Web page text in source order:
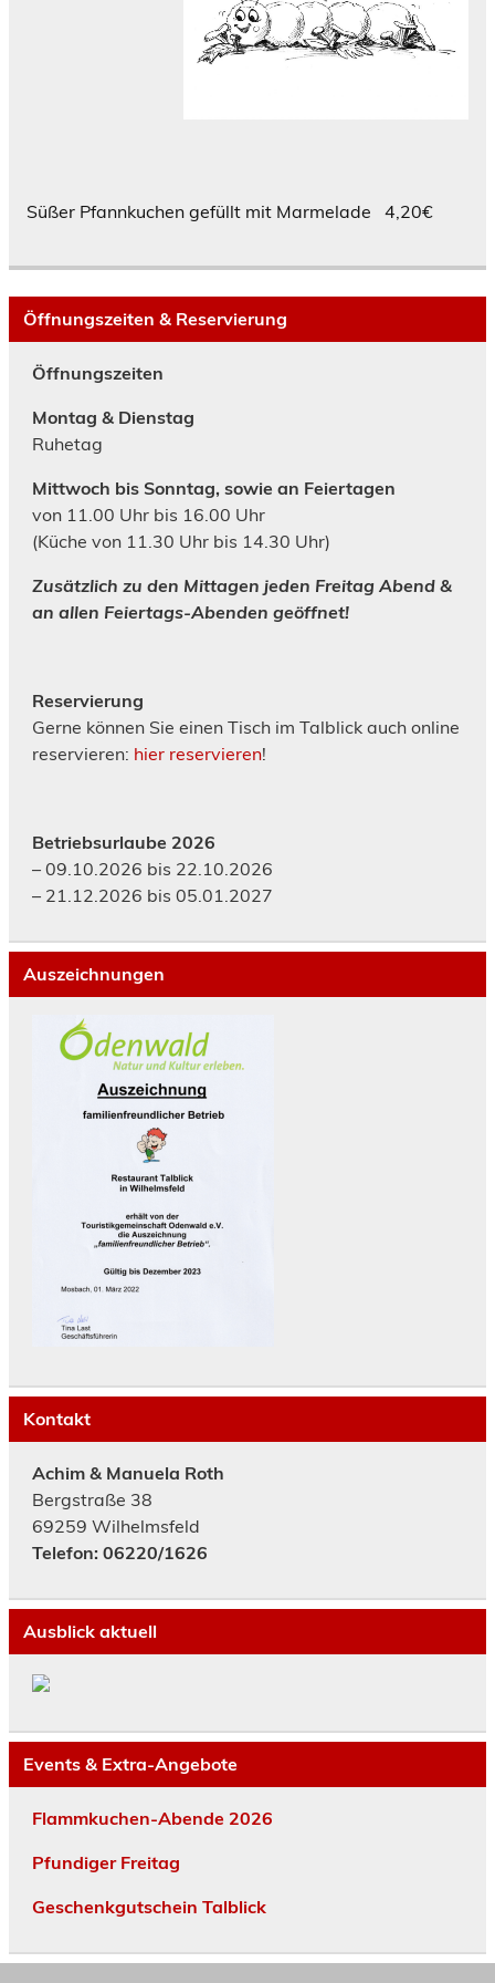
Süßer Pfannkuchen gefüllt mit Marmelade 4,20€
Öffnungszeiten & Reservierung
Öffnungszeiten
Montag & Dienstag
Ruhetag
Mittwoch bis Sonntag, sowie an Feiertagen
von 11.00 Uhr bis 16.00 Uhr
(Küche von 11.30 Uhr bis 14.30 Uhr)
Zusätzlich zu den Mittagen jeden Freitag Abend &
an allen Feiertags-Abenden geöffnet!
Reservierung
Gerne können Sie einen Tisch im Talblick auch online
reservieren: hier reservieren!
Betriebsurlaube 2026
– 09.10.2026 bis 22.10.2026
– 21.12.2026 bis 05.01.2027
Auszeichnungen
Kontakt
Achim & Manuela Roth
Bergstraße 38
69259 Wilhelmsfeld
Telefon: 06220/1626
Ausblick aktuell
Events & Extra-Angebote
Flammkuchen-Abende 2026
Pfundiger Freitag
Geschenkgutschein Talblick